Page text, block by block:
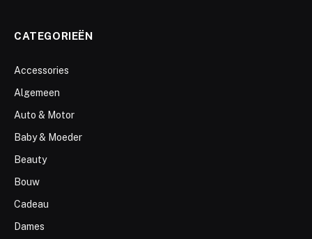
CATEGORIEËN
Accessories
Algemeen
Auto & Motor
Baby & Moeder
Beauty
Bouw
Cadeau
Dames